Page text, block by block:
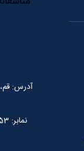
آدرس: قم، 75 متری عمار یاسر، نبش خیابان شهید قدوسی
نمابر: 02537765253